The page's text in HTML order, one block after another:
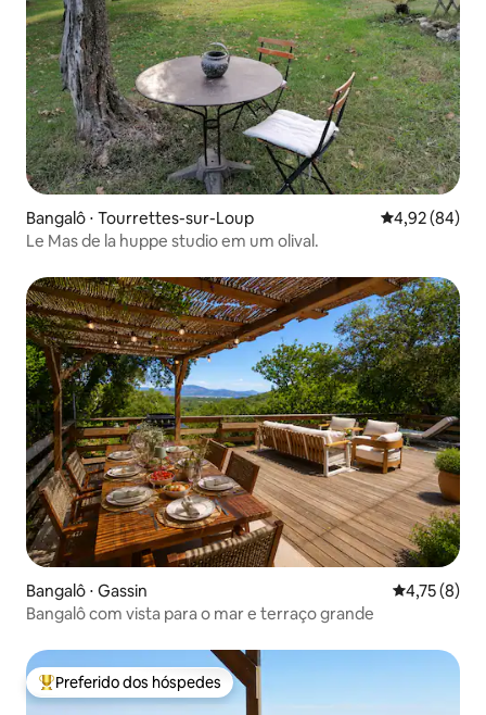
Bangalô ⋅ Tourrettes-sur-Loup 4,92 de uma
4,92 (84)
Le Mas de la huppe studio em um olival.
Bangalô ⋅ Gassin 4,75 de
4,75 (8)
Bangalô com vista para o mar e terraço grande
Entre os melhores preferidos dos hóspedes
Preferido dos hóspedes